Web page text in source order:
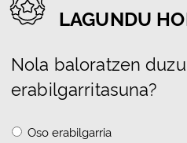
LAGUNDU
Nola baloratzen
erabilgarritasuna?
Oso erabilgarria